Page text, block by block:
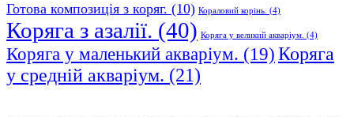
Готова композиція з коряг. (10) Кораловий корінь. (4)
Коряга з азалії. (40) Коряга у великий акваріум. (4)
Коряга у маленький акваріум. (19) Коряга
у средній акваріум. (21)